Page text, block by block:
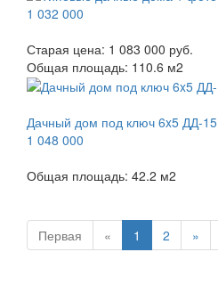
1 032 000
Старая цена: 1 083 000 руб.
Общая площадь: 110.6 м2
Дачный дом под ключ 6x5 ДД-15
1 048 000
Общая площадь: 42.2 м2
Первая « 1 2 »